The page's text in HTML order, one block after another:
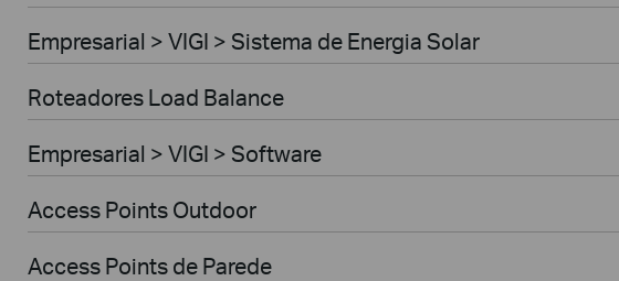
Empresarial > VIGI > Sistema de Energia Solar
Roteadores Load Balance
Empresarial > VIGI > Software
Access Points Outdoor
Access Points de Parede